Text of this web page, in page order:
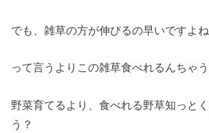
でも、雑草の方が伸びるの早いですよね
って言うよりこの雑草食べれるんちゃう
野菜育てるより、食べれる野草知っと
う？